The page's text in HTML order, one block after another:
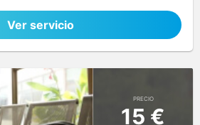
Ver servicio
PRECIO
15 €